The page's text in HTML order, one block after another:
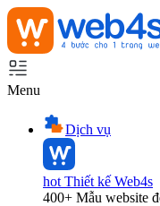
Menu
Dịch vụ
hot Thiết kế Web4s
400+ Mẫu website